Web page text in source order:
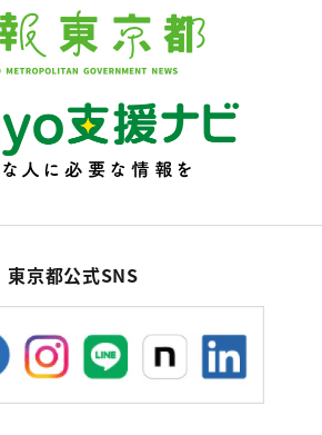
東京都公式SNS